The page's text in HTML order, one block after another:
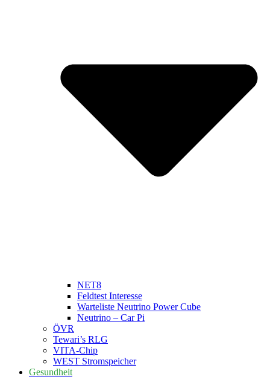
NET8
Feldtest Interesse
Warteliste Neutrino Power Cube
Neutrino – Car Pi
ÖVR
Tewari’s RLG
VITA-Chip
WEST Stromspeicher
Gesundheit